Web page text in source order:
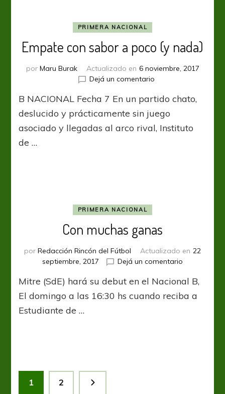
PRIMERA NACIONAL
Empate con sabor a poco (y nada)
por Maru Burak Actualizado en 6 noviembre, 2017
Dejá un comentarioen
con
sabor
poco
B NACIONAL Fecha 7 En un partido chato,
deslucido y prácticamente sin juego
asociado y llegadas al arco rival, Instituto
de …
PRIMERA NACIONAL
Con muchas ganas
por Redacción Rincón del Fútbol Actualizado en 22
septiembre, 2017
Dejá un comentario
muchas
ganas
Mitre (SdE) hará su debut en el Nacional B,
El domingo a las 16:30 hs cuando reciba a
Estudiante de …
Paginación
Página
1 Página
2